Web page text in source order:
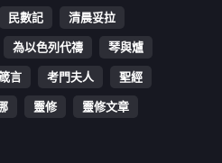
民數記
清晨妥拉
為以色列代禱
琴與爐
言 考門夫人
聖經
靈修 靈修文章